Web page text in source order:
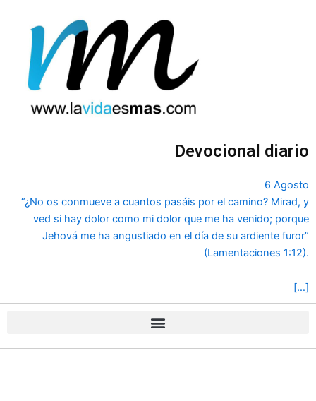
contenido
Devocional diario
6 Agosto
“¿No os conmueve a cuantos pasáis por el camino? Mirad, y
ved si hay dolor como mi dolor que me ha venido; porque
Jehová me ha angustiado en el día de su ardiente furor”
(Lamentaciones 1:12).
[…]